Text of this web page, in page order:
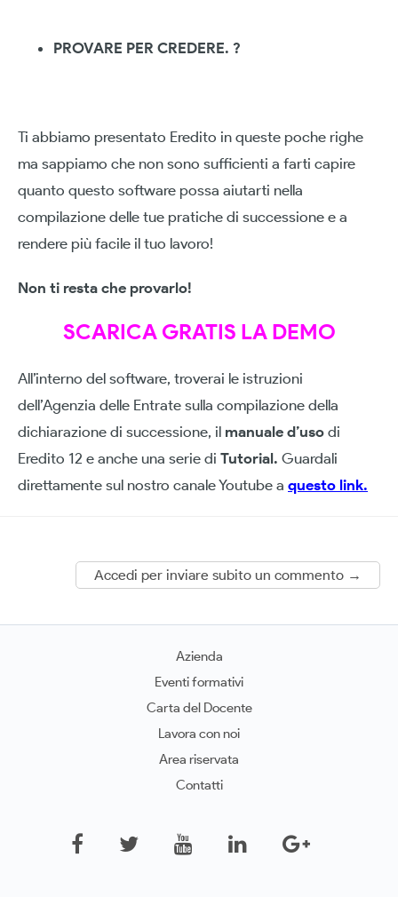
PROVARE PER CREDERE. ?
Ti abbiamo presentato Eredito in queste poche righe
ma sappiamo che non sono sufficienti a farti capire
quanto questo software possa aiutarti nella
compilazione delle tue pratiche di successione e a
rendere più facile il tuo lavoro!
Non ti resta che provarlo!
SCARICA GRATIS LA DEMO
All’interno del software, troverai le istruzioni
dell’Agenzia delle Entrate sulla compilazione della
dichiarazione di successione, il manuale d’uso di
Eredito 12 e anche una serie di Tutorial. Guardali
direttamente sul nostro canale Youtube a questo link.
Accedi per inviare subito un commento →
Azienda
Eventi formativi
Carta del Docente
Lavora con noi
Area riservata
Contatti